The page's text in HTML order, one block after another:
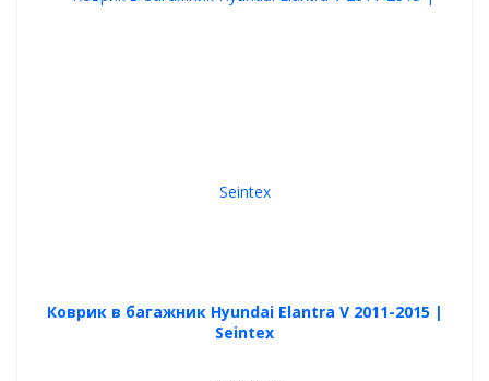
Коврик в багажник Hyundai Elantra V 2011-2015 |
Seintex